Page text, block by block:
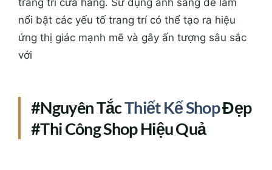
trang trí cửa hàng. Sử dụng ánh sáng để làm
nổi bật các yếu tố trang trí có thể tạo ra hiệu
ứng thị giác mạnh mẽ và gây ấn tượng sâu sắc
với
#Nguyên TắcThiết Kế ShopĐẹp
#Thi Công Shop Hiệu Quả